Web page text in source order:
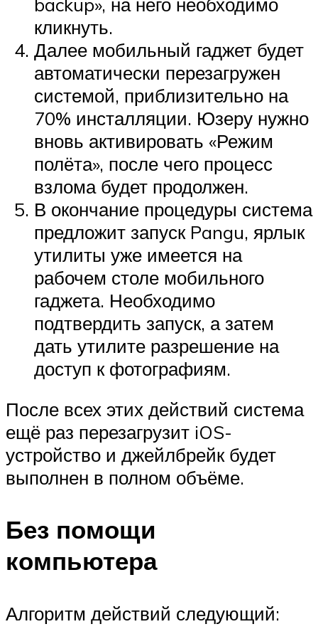
кликнуть.
Далее мобильный гаджет будет
автоматически перезагружен
системой, приблизительно на
70% инсталляции. Юзеру нужно
вновь активировать «Режим
полёта», после чего процесс
взлома будет продолжен.
В окончание процедуры система
предложит запуск Pangu, ярлык
утилиты уже имеется на
рабочем столе мобильного
гаджета. Необходимо
подтвердить запуск, а затем
дать утилите разрешение на
доступ к фотографиям.
После всех этих действий система
ещё раз перезагрузит iOS-
устройство и джейлбрейк будет
выполнен в полном объёме.
Без помощи
компьютера
Алгоритм действий следующий: